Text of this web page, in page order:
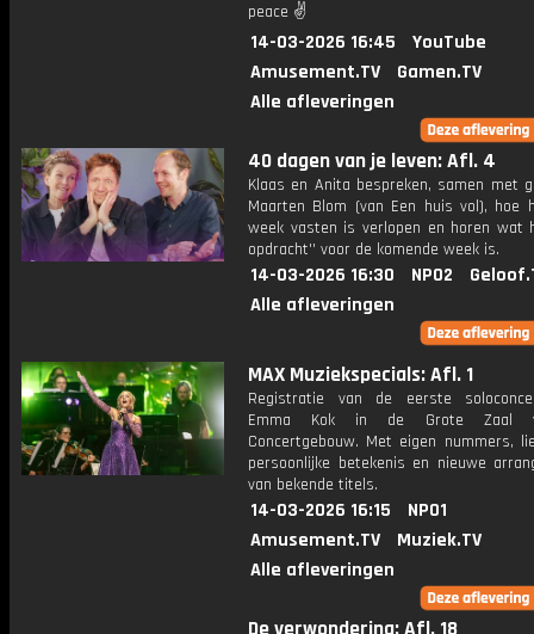
peace ✌
14-03-2026 16:45
YouTube
Amusement.TV
Gamen.TV
Alle afleveringen
40 dagen van je leven: Afl. 4
Klaas en Anita bespreken, samen met
Maarten Blom (van Een huis vol), hoe
week vasten is verlopen en horen wat
opdracht'' voor de komende week is.
14-03-2026 16:30 NPO2
Alle afleveringen
MAX Muziekspecials: Afl. 1
Registratie van de eerste
Emma Kok in de Grote Zaal
Concertgebouw. Met eigen nummers,
persoonlijke betekenis en nieuwe
van bekende titels.
14-03-2026 16:15
NPO1
Amusement.TV
Muziek.TV
Alle afleveringen